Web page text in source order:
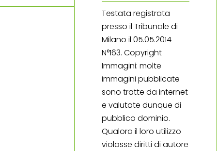
Testata registrata
presso il Tribunale di
Milano il 05.05.2014
N°163. Copyright
Immagini: molte
immagini pubblicate
sono tratte da internet
e valutate dunque di
pubblico dominio.
Qualora il loro utilizzo
violasse diritti di autore